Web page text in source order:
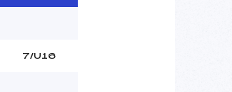
7/U16